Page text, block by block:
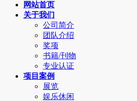
网站首页
关于我们
公司简介
团队介绍
奖项
书籍/刊物
专业认证
项目案例
展览
娱乐休闲